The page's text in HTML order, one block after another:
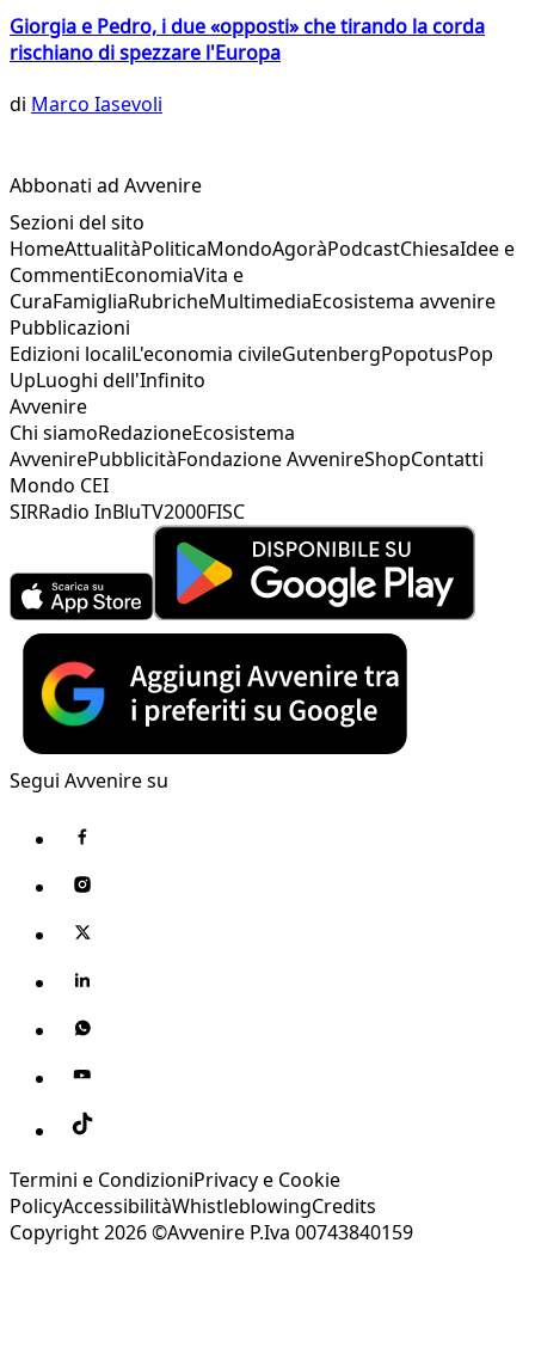
Giorgia e Pedro, i due «opposti» che tirando la corda
rischiano di spezzare l'Europa
di Marco Iasevoli
Abbonati ad Avvenire
Sezioni del sito
HomeAttualitàPoliticaMondoAgoràPodcastChiesaIdee e
CommentiEconomiaVita e
CuraFamigliaRubricheMultimediaEcosistema avvenire
Pubblicazioni
Edizioni localiL'economia civileGutenbergPopotusPop
UpLuoghi dell'Infinito
Avvenire
Chi siamoRedazioneEcosistema
AvvenirePubblicitàFondazione AvvenireShopContatti
Mondo CEI
SIRRadio InBluTV2000FISC
Segui Avvenire su
Termini e CondizioniPrivacy e Cookie
PolicyAccessibilitàWhistleblowingCredits
Copyright 2026 ©Avvenire P.Iva 00743840159